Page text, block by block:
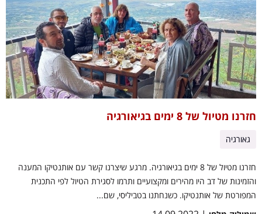
חזרנו מטיול של 8 ימים בגיאורגיה
גאורגיה
חזרנו מטיול של 8 ימים בגיאורגיה. מרגע שיצרנו קשר עם אותנטיקו המענה
והזמינות של דב היו מהירים ומקצועיים ותרמו לסגירת הטיול לפי התכנית
המפורטת של אותנטיקו. כשנחתנו בטביליסי, שם...